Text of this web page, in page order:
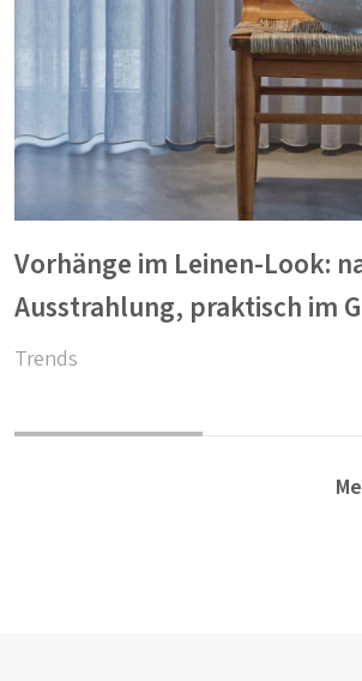
Vorhänge im Leinen-Look:
Ausstrahlung, praktisch im
Trends